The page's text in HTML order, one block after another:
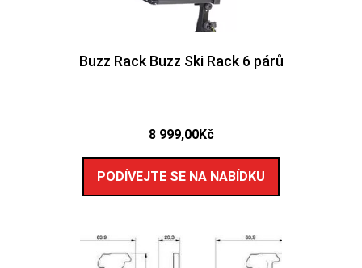
Buzz Rack Buzz Ski Rack 6 párů
8 999,00Kč
PODÍVEJTE SE NA NABÍDKU